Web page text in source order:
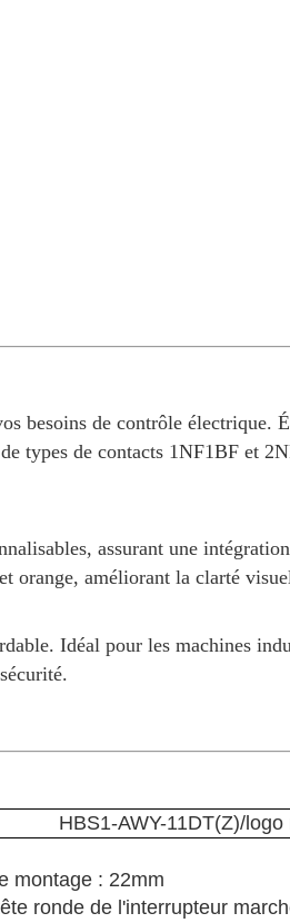
besoins de contrôle électrique.
types de contacts 1NF1BF et
assurant une
orange, améliorant la clarté
Idéal pour les machines
HBS1-AWY-11DT(Z)/
montage : 22mm
ronde de l'interrupteur